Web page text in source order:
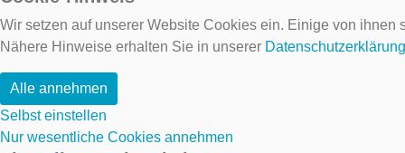
Wir setzen auf unserer Website Cookies ein. Einige von
Nähere Hinweise erhalten Sie in unserer Datenschutzerklärung
Alle annehmen
Selbst einstellen
Nur wesentliche Cookies annehmen